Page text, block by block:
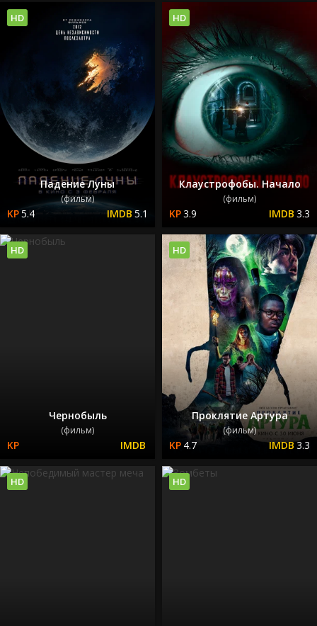
Падение Луны
(фильм)
5.4 5.1
HD
Клаустрофобы. Начало
(фильм)
3.9 3.3
HD
Чернобыль
(фильм)
HD
Проклятие Артура
(фильм)
4.7 3.3
HD
HD HD